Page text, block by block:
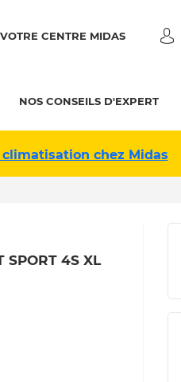
VOTRE CENTRE MIDAS
NOS CONSEILS D'EXPERT
chez Midas
SPORT 4S XL